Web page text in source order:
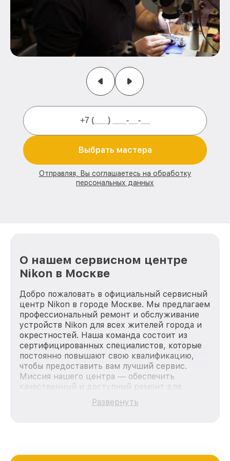
Выбрать мастера
Отправляя, Вы соглашаетесь на обработку
персональных данных
О нашем сервисном центре
Nikon в Москве
Добро пожаловать в официальный сервисный
центр Nikon в городе Москве. Мы предлагаем
профессиональный ремонт и обслуживание
устройств Nikon для всех жителей города и
окрестностей. Наша команда состоит из
сертифицированных специалистов, которые
постоянно повышают свою квалификацию,
чтобы предоставить вам лучший сервис.
Миссия нашего центра — обеспечить
качественный и доступный ремонт для
каждого пользователя продукции Nikon, вне
зависимости от сложности поломки. Мы
Развернуть